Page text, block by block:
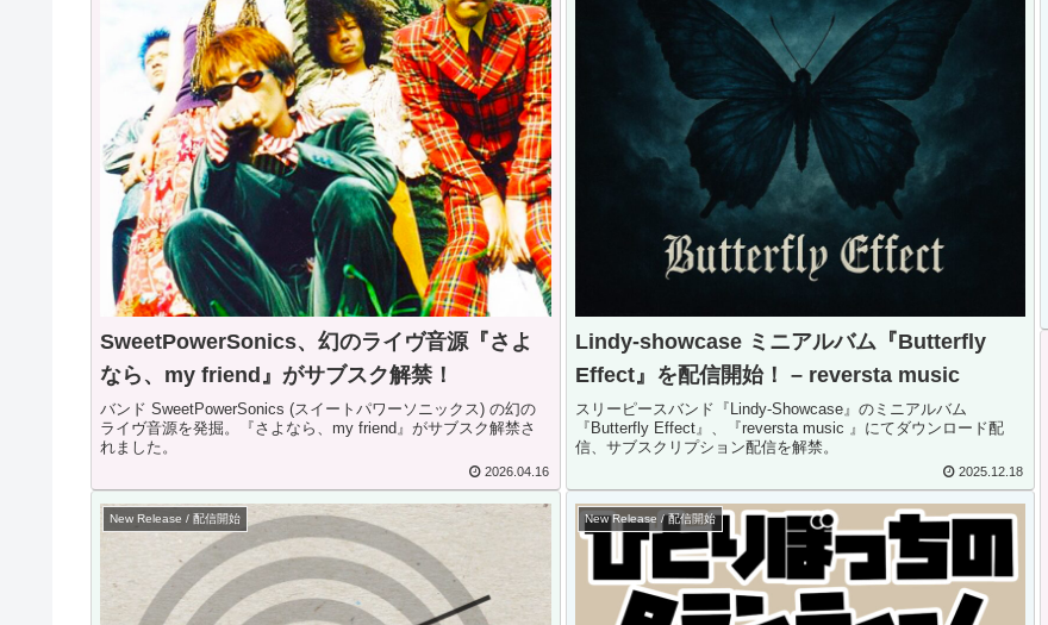
SweetPowerSonics、幻のライヴ音源『さよ
なら、my friend』がサブスク解禁！
バンド SweetPowerSonics (スイートパワーソニックス) の幻の
ライヴ音源を発掘。『さよなら、my friend』がサブスク解禁さ
れました。
2026.04.16
Lindy-showcase ミニアルバム『Butterfly
Effect』を配信開始！ – reversta music
スリーピースバンド『Lindy-Showcase』のミニアルバム
『Butterfly Effect』、『reversta music 』にてダウンロード配
信、サブスクリプション配信を解禁。
2025.12.18
New Release / 配信開始 New Release / 配信開始